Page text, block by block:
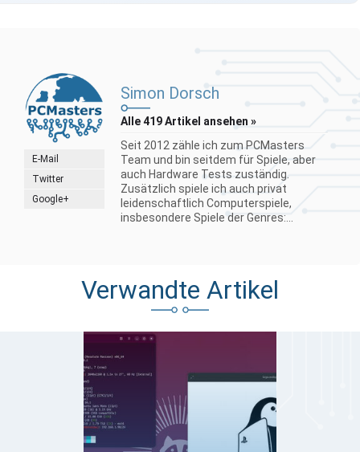
E-Mail
Twitter
Google+
Simon Dorsch
Alle 419 Artikel ansehen »
Seit 2012 zähle ich zum PCMasters
Team und bin seitdem für Spiele, aber
auch Hardware Tests zuständig.
Zusätzlich spiele ich auch privat
leidenschaftlich Computerspiele,
insbesondere Spiele der Genres:...
Verwandte Artikel